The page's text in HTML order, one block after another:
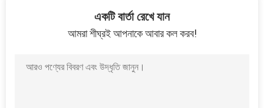
একটি বার্তা রেখে যান
আমরা শীঘ্রই আপনাকে আবার কল করব!